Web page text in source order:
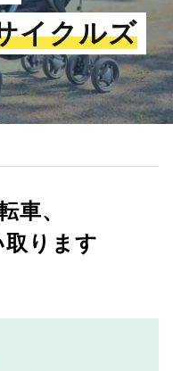
イクルズ
車、
ります